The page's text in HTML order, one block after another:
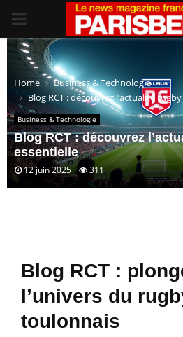
PRIMARY
MENU
Home
Business & Technologie
Blog RCT : découvrez l’actualité
Business & Technologie
Blog RCT : découvrez
essentielle
12 juin 2025 311
Blog RCT :
l’univers du
toulonnais